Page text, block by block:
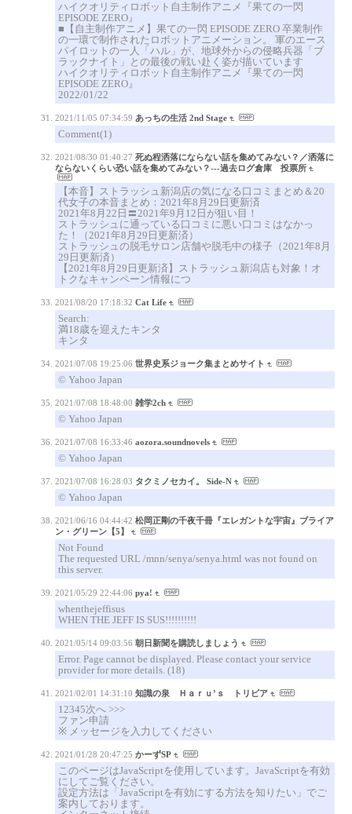
ハイクオリティロボット自主制作アニメ『果ての一閃
EPISODE ZERO』
■【自主制作アニメ】果ての一閃 EPISODE ZERO 卒業制作
の一環で制作されたロボットアニメーション。 軍のエース
パイロットの一人「ハル」が、地球外からの侵略兵器「ブ
ラックナイト」との最後の戦い赴く姿が描いています
ハイクオリティロボット自主制作アニメ『果ての一閃
EPISODE ZERO』
2022/01/22
2021/11/05 07:34:59 あっちの生活 2nd Stage
Comment(1)
2021/08/30 01:40:27 死ぬ程洒落にならない話を集めてみない？／洒落に
ならないくらい恐い話を集めてみない？---過去ログ倉庫 投票所
【本音】ストラッシュ新潟店の気になる口コミまとめ＆20
代女子の本音まとめ：2021年8月29日更新済
2021年8月22日〓2021年9月12日が狙い目！
ストラッシュに通っている口コミに悪い口コミはなかっ
た！（2021年8月29日更新済）
ストラッシュの脱毛サロン店舗や脱毛中の様子（2021年8月
29日更新済）
【2021年8月29日更新済】ストラッシュ新潟店も対象！オ
トクなキャンペーン情報につ
2021/08/20 17:18:32 Cat Life
Search:
満18歳を迎えたキンタ
キンタ
2021/07/08 19:25:06 世界史系ジョーク集まとめサイト
© Yahoo Japan
2021/07/08 18:48:00 雑学2ch
© Yahoo Japan
2021/07/08 16:33:46 aozora.soundnovels
© Yahoo Japan
2021/07/08 16:28:03 タクミノセカイ。 Side-N
© Yahoo Japan
2021/06/16 04:44:42 松岡正剛の千夜千冊『エレガントな宇宙』ブライア
ン・グリーン【5】
Not Found
The requested URL /mnn/senya/senya.html was not found on
this server.
2021/05/29 22:44:06 pya!
whenthejeffisus
WHEN THE JEFF IS SUS!!!!!!!!!!
2021/05/14 09:03:56 朝日新聞を購読しましょう
Error. Page cannot be displayed. Please contact your service
provider for more details. (18)
2021/02/01 14:31:10 知識の泉 Ｈａｒｕ’ｓ トリビア
12345次へ >>>
ファン申請
※ メッセージを入力してください
2021/01/28 20:47:25 かーずSP
このページはJavaScriptを使用しています。JavaScriptを有効
にしてご覧ください。
設定方法は「JavaScriptを有効にする方法を知りたい」でご
案内しております。